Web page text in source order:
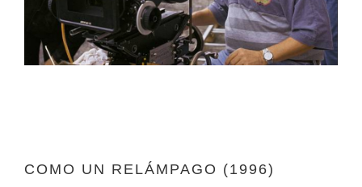
COMO UN RELÁMPAGO (1996)